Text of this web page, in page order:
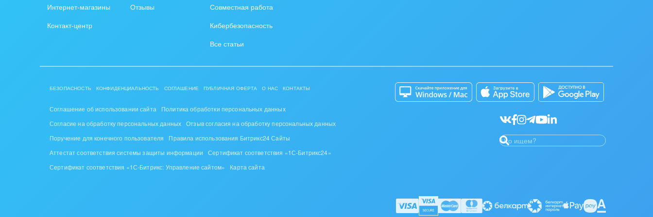
Интернет-магазины
Контакт-центр
Отзывы
Совместная работа
Кибербезопасность
Все статьи
БЕЗОПАСНОСТЬ КОНФИДЕНЦИАЛЬНОСТЬ СОГЛАШЕНИЕ ПУБЛИЧНАЯ ОФЕРТА О НАС КОНТАКТЫ
Соглашение об использовании сайта
Политика обработки персональных данных
Согласие на обработку персональных данных Отзыв согласия на обработку персональных данных
Поручение для конечного пользователя
Правила использования Битрикс24 Сайты
Аттестат соответствия системы защиты информации
Сертификат соответствия «1С-Битрикс24»
Сертификат соответствия «1С-Битрикс: Управление сайтом»
Карта сайта